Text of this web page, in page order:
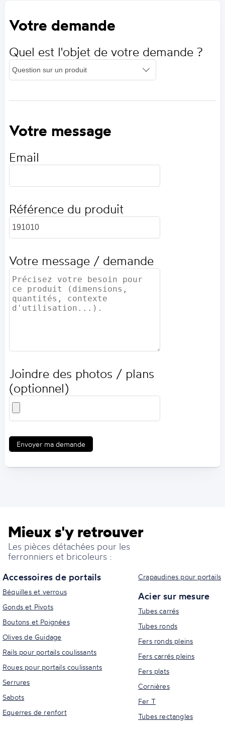
Votre demande
Quel est l'objet de votre demande ?
Votre message
Email
Référence du produit
Votre message / demande
Joindre des photos / plans
(optionnel)
Envoyer ma demande
Mieux s'y retrouver
Les pièces détachées pour les
ferronniers et bricoleurs :
Accessoires de portails
Béquilles et verrous
Gonds et Pivots
Boutons et Poignées
Olives de Guidage
Rails pour portails coulissants
Roues pour portails coulissants
Serrures
Sabots
Equerres de renfort
Crapaudines pour portails
Acier sur mesure
Tubes carrés
Tubes ronds
Fers ronds pleins
Fers carrés pleins
Fers plats
Cornières
Fer T
Tubes rectangles